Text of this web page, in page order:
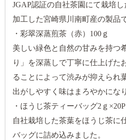
JGAP認証の自社茶園にて栽培
加工した宮崎県川南町産の製品
・彩翠深蒸煎茶（赤）100ｇ
美しい緑色と自然の甘みを持つ
り」を深蒸しで丁寧に仕上げた
ることによって渋みが抑えられ
出がしやすく味はまろやかにな
・ほうじ茶ティーバッグ2ｇ×20P
自社栽培した茶葉をほうじ茶に
バッグに詰め込みました。